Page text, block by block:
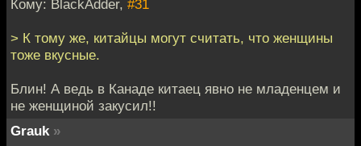
Кому: BlackAdder, #31
> К тому же, китайцы могут считать, что женщины
тоже вкусные.
Блин! А ведь в Канаде китаец явно не младенцем и
не женщиной закусил!!
Grauk »